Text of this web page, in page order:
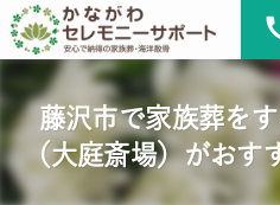
藤沢市で家族葬を
（大庭斎場）がおす